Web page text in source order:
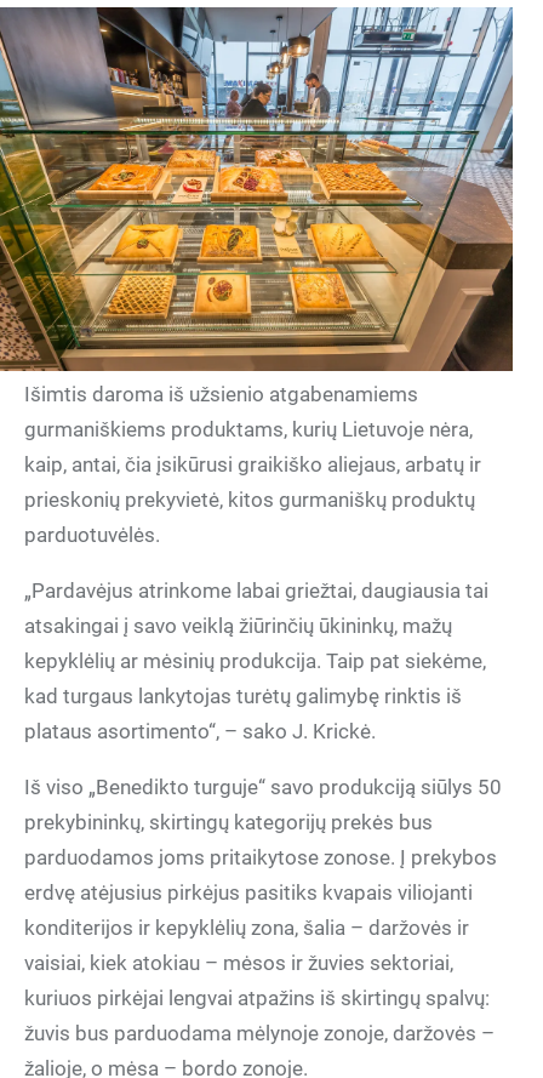
Išimtis daroma iš užsienio atgabenamiems
gurmaniškiems produktams, kurių Lietuvoje nėra,
kaip, antai, čia įsikūrusi graikiško aliejaus, arbatų ir
prieskonių prekyvietė, kitos gurmaniškų produktų
parduotuvėlės.
„Pardavėjus atrinkome labai griežtai, daugiausia tai
atsakingai į savo veiklą žiūrinčių ūkininkų, mažų
kepyklėlių ar mėsinių produkcija. Taip pat siekėme,
kad turgaus lankytojas turėtų galimybę rinktis iš
plataus asortimento“, – sako J. Krickė.
Iš viso „Benedikto turguje“ savo produkciją siūlys 50
prekybininkų, skirtingų kategorijų prekės bus
parduodamos joms pritaikytose zonose. Į prekybos
erdvę atėjusius pirkėjus pasitiks kvapais viliojanti
konditerijos ir kepyklėlių zona, šalia – daržovės ir
vaisiai, kiek atokiau – mėsos ir žuvies sektoriai,
kuriuos pirkėjai lengvai atpažins iš skirtingų spalvų:
žuvis bus parduodama mėlynoje zonoje, daržovės –
žalioje, o mėsa – bordo zonoje.